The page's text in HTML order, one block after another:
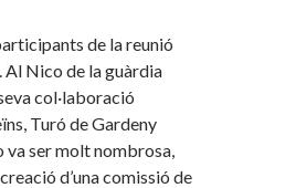
de la reunió
Al Nico de la guàrdia
col·laboració
Turó de Gardeny
ser molt nombrosa,
d’una comissió de